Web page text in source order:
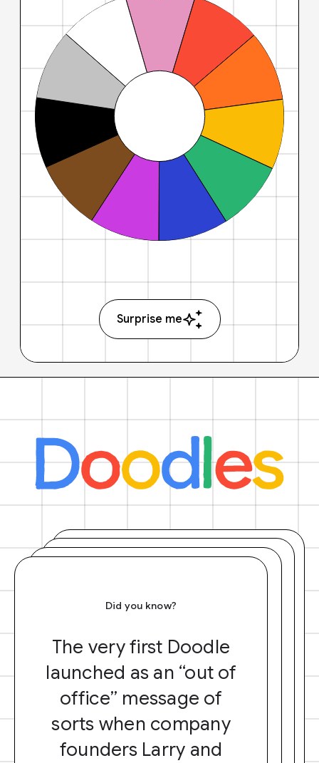
Surprise me
Did you know?
The very first Doodle
launched as an “out of
office” message of
sorts when company
founders Larry and